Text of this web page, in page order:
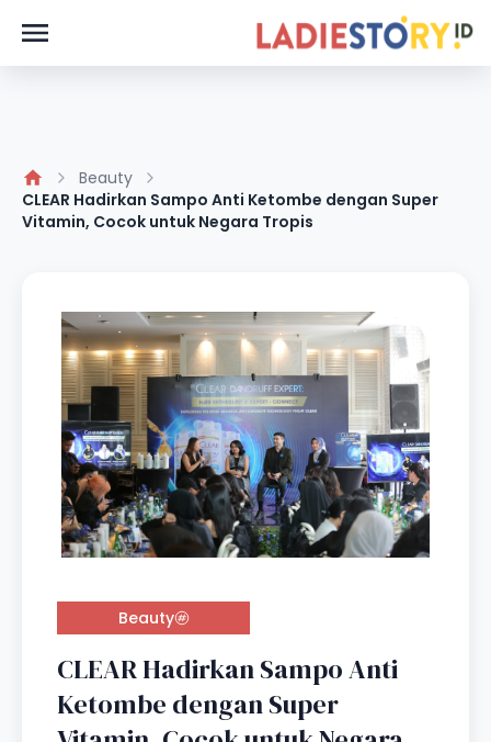
Beauty
CLEAR Hadirkan Sampo Anti Ketombe dengan Super
Vitamin, Cocok untuk Negara Tropis
Beauty
CLEAR Hadirkan Sampo Anti
Ketombe dengan Super